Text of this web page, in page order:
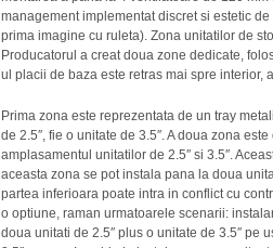
management implementat discret si estetic
prima imagine cu ruleta). Zona unitatilor de
Producatorul a creat doua zone dedicate,
ul placii de baza este retras mai spre interior,
Prima zona este reprezentata de un tray
de 2.5″, fie o unitate de 3.5″. A doua zona
amplasamentul unitatilor de 2.5″ si 3.5″.
aceasta zona se pot instala pana la doua
partea inferioara poate intra in conflict cu
o optiune, raman urmatoarele scenarii:
doua unitati de 2.5″ plus o unitate de 3.5″ pe